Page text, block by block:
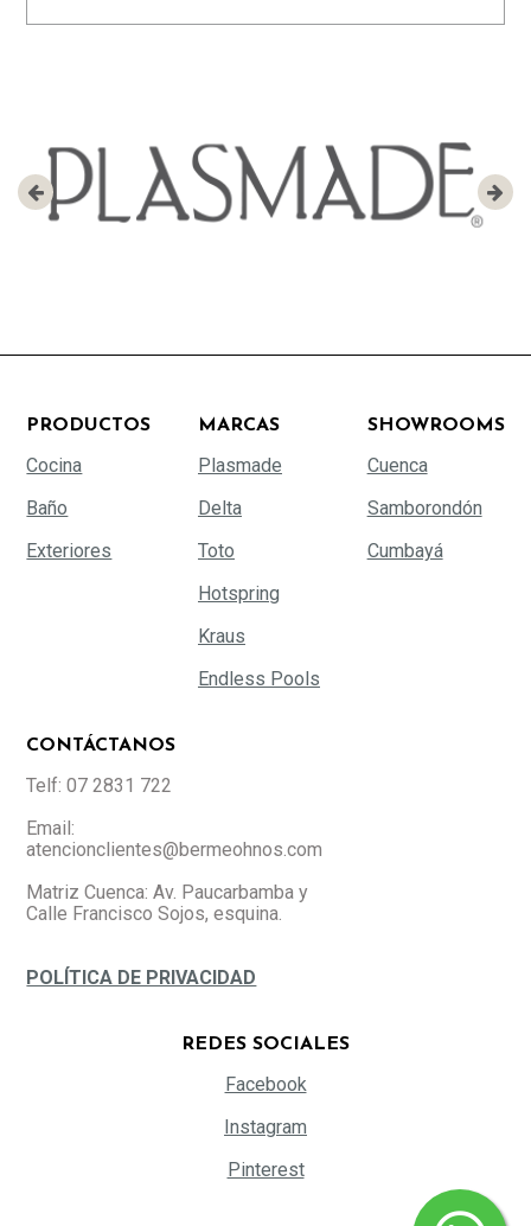
REDES SOCIALES
Facebook
Instagram
Pinterest
PRODUCTOS
Cocina
Baño
Exteriores
MARCAS
Plasmade
Delta
Toto
Hotspring
Kraus
Endless Pools
SHOWROOMS
Cuenca
Samborondón
Cumbayá
CONTÁCTANOS
Telf: 07 2831 722
Email:
atencionclientes@bermeohnos.com
Matriz Cuenca: Av. Paucarbamba y
Calle Francisco Sojos, esquina.
POLÍTICA DE PRIVACIDAD